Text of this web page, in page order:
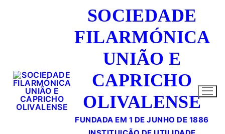
SOCIEDADE
FILARMÓNICA
UNIÃO E
CAPRICHO
OLIVALENSE
FUNDADA EM 1 DE JUNHO DE 1886